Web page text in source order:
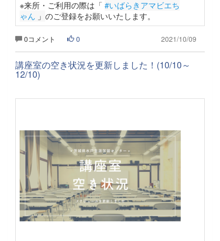
※来所・ご利用の際は「 #いばらきアマビエち
ゃん 」 のご登録をお願いいたします。
0コメント 0 2021/10/09
講座室の空き状況を更新しました！(10/10～
12/10)